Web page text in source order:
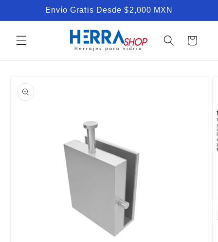
directamente
al contenido
Envío Gratis Desde $2,000 MXN
Carrito
a la
información
del producto